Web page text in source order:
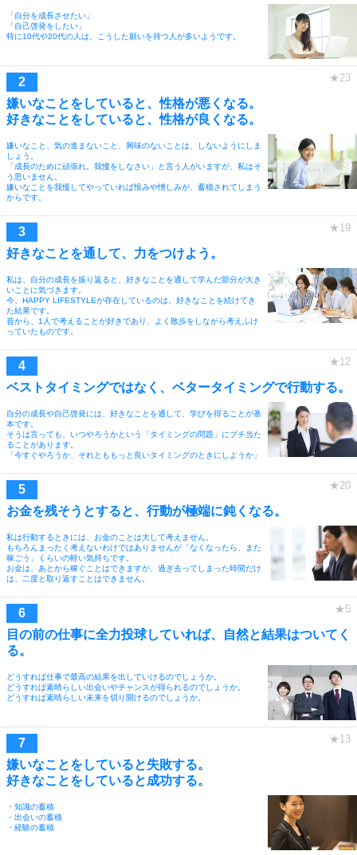
「自分を成長させたい」
「自己啓発をしたい」
特に10代や20代の人は、こうした願いを持つ人が多いようです。
嫌いなことをしていると、性格が悪くなる。
好きなことをしていると、性格が良くなる。
嫌いなこと、気の進まないこと、興味のないことは、しないようにしま
しょう。
「成長のために頑張れ。我慢をしなさい」と言う人がいますが、私はそ
う思いません。
嫌いなことを我慢してやっていれば恨みや憎しみが、蓄積されてしまう
からです。
好きなことを通して、力をつけよう。
私は、自分の成長を振り返ると、好きなことを通して学んだ部分が大き
いことに気づきます。
今、HAPPY LIFESTYLEが存在しているのは、好きなことを続けてき
た結果です。
昔から、1人で考えることが好きであり、よく散歩をしながら考えふけ
っていたものです。
ベストタイミングではなく、ベタータイミングで行動する。
自分の成長や自己啓発には、好きなことを通して、学びを得ることが基
本です。
そうは言っても、いつやろうかという「タイミングの問題」にブチ当た
ることがあります。
「今すぐやろうか、それとももっと良いタイミングのときにしようか」
お金を残そうとすると、行動が極端に鈍くなる。
私は行動するときには、お金のことは大して考えません。
もちろんまったく考えないわけではありませんが「なくなったら、また
稼ごう」くらいの軽い気持ちです。
お金は、あとから稼ぐことはできますが、過ぎ去ってしまった時間だけ
は、二度と取り返すことはできません。
目の前の仕事に全力投球していれば、自然と結果はついてく
る。
どうすれば仕事で最高の結果を出していけるのでしょうか。
どうすれば素晴らしい出会いやチャンスが得られるのでしょうか。
どうすれば素晴らしい未来を切り開けるのでしょうか。
嫌いなことをしていると失敗する。
好きなことをしていると成功する。
・知識の蓄積
・出会いの蓄積
・経験の蓄積